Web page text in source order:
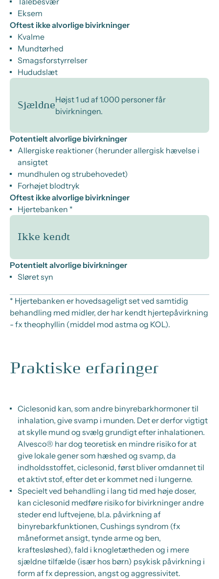
Eksem
Oftest ikke alvorlige bivirkninger
Kvalme
Mundtørhed
Smagsforstyrrelser
Hududslæt
Sjældne
Højst 1 ud af 1.000 personer får
bivirkningen.
Potentielt alvorlige bivirkninger
Allergiske reaktioner (herunder allergisk hævelse i
ansigtet
mundhulen og strubehovedet)
Forhøjet blodtryk
Oftest ikke alvorlige bivirkninger
Hjertebanken *
Ikke kendt
Potentielt alvorlige bivirkninger
Sløret syn
* Hjertebanken er hovedsageligt set ved samtidig
behandling med midler, der har kendt hjertepåvirkning
- fx theophyllin (middel mod astma og KOL).
Praktiske erfaringer
Ciclesonid kan, som andre binyrebarkhormoner til
inhalation, give svamp i munden. Det er derfor vigtigt
at skylle mund og svælg grundigt efter inhalationen.
Alvesco® har dog teoretisk en mindre risiko for at
give lokale gener som hæshed og svamp, da
indholdsstoffet, ciclesonid, først bliver omdannet til
et aktivt stof, efter det er kommet ned i lungerne.
Specielt ved behandling i lang tid med høje doser,
kan ciclesonid medføre risiko for bivirkninger andre
steder end luftvejene, bl.a. påvirkning af
binyrebarkfunktionen, Cushings syndrom (fx
måneformet ansigt, tynde arme og ben,
kraftesløshed), fald i knogletætheden og i mere
sjældne tilfælde (især hos børn) psykisk påvirkning i
form af fx depression, angst og aggressivitet.